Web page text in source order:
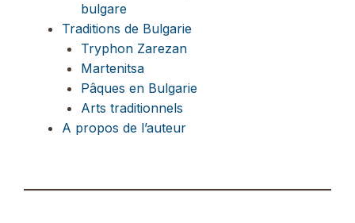
bulgare
Traditions de Bulgarie
Tryphon Zarezan
Martenitsa
Pâques en Bulgarie
Arts traditionnels
A propos de l’auteur